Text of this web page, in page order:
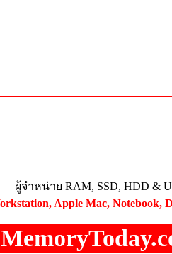
ผู้จำหน่าย RAM, SSD, HDD &
Apple Mac, Notebook,